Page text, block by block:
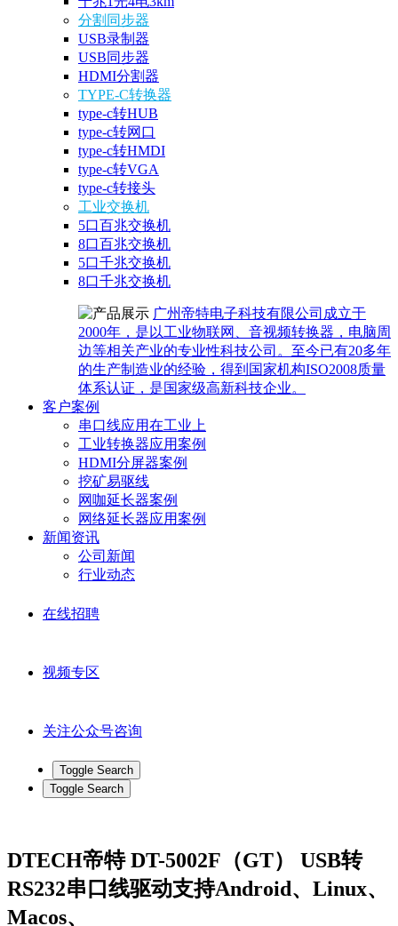
分割同步器
USB录制器
USB同步器
HDMI分割器
TYPE-C转换器
type-c转HUB
type-c转网口
type-c转HMDI
type-c转VGA
type-c转接头
工业交换机
5口百兆交换机
8口百兆交换机
5口千兆交换机
8口千兆交换机
广州帝特电子科技有限公司成立于
2000年，是以工业物联网、音视频转换器，电脑周
边等相关产业的专业性科技公司。至今已有20多年
的生产制造业的经验，得到国家机构ISO2008质量
体系认证，是国家级高新科技企业。
客户案例
串口线应用在工业上
工业转换器应用案例
HDMI分屏器案例
挖矿易驱线
网咖延长器案例
网络延长器应用案例
新闻资讯
公司新闻
行业动态
在线招聘
视频专区
关注公众号咨询
Toggle Search
Toggle Search
DTECH帝特 DT-5002F（GT） USB转
RS232串口线驱动支持Android、Linux、
Macos、